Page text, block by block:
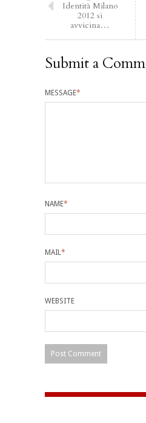
Identità Milano
2012 si
avvicina…
Submit a
MESSAGE*
NAME*
MAIL *
WEBSITE